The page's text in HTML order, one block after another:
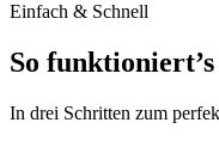
Einfach & Schnell
So funktioniert’s
In drei Schritten zum